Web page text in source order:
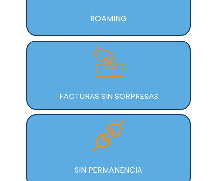
ROAMING
FACTURAS SIN SORPRESAS
SIN PERMANENCIA